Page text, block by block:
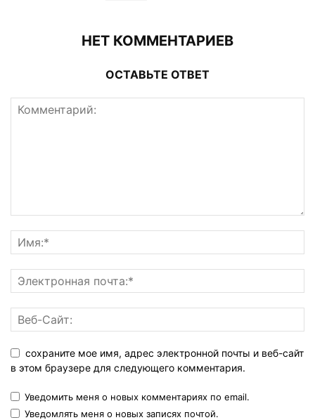
НЕТ КОММЕНТАРИЕВ
ОСТАВЬТЕ ОТВЕТ
сохраните мое имя, адрес электронной почты и веб-сайт
в этом браузере для следующего комментария.
Уведомить меня о новых комментариях по email.
Уведомлять меня о новых записях почтой.